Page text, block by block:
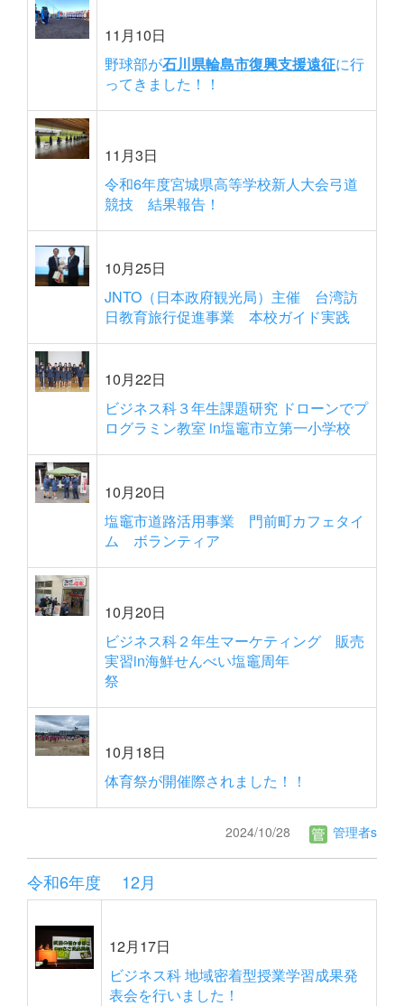
11月10日
野球部が石川県輪島市復興支援遠征に行
ってきました！！
11月3日
令和6年度宮城県高等学校新人大会弓道
競技 結果報告！
10月25日
JNTO（日本政府観光局）主催 台湾訪
日教育旅行促進事業 本校ガイド実践
10月22日
ビジネス科３年生課題研究 ドローンでプ
ログラミン教室 in塩竈市立第一小学校
10月20日
塩竈市道路活用事業 門前町カフェタイ
ム ボランティア
10月20日
ビジネス科２年生マーケティング 販売
実習in海鮮せんべい塩竈周年
祭
10月18日
体育祭が開催際されました！！
2024/10/28 管理者s
令和6年度 12月
12月17日
ビジネス科 地域密着型授業学習成果発
表会を行いました！